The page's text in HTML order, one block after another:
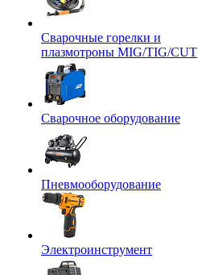
Сварочные горелки и
плазмотроны MIG/TIG/CUT
Сварочное оборудование
Пневмооборудование
Электроинструмент